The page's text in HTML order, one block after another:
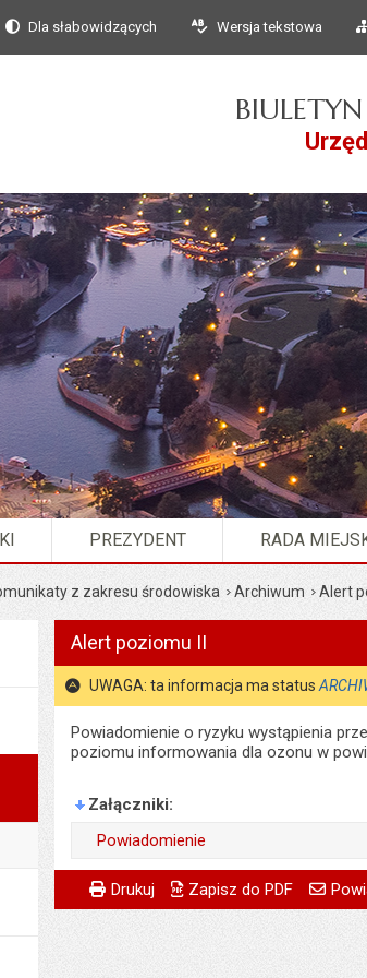
Dla słabowidzących Wersja tekstowa
PREZYDENT RADA
z zakresu środowiska Archiwum Alert
Alert poziomu II
UWAGA: ta informacja ma status
Powiadomienie o ryzyku wystąpienia
poziomu informowania dla ozonu w
Załączniki
Powiadomienie
Odpowiedzialny za treść:
Data wytworzenia:
Metryczka
Odpowiedzialny za treść:
Powiadom znajomego Powiadom
Twoje imię
Drukuj Zapisz do PDF